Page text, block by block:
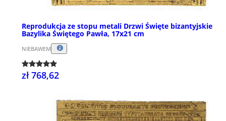
Reprodukcja ze stopu metali Drzwi Święte bizantyjskie
Bazylika Świętego Pawła, 17x21 cm
NIEBAWEM
zł 768,62